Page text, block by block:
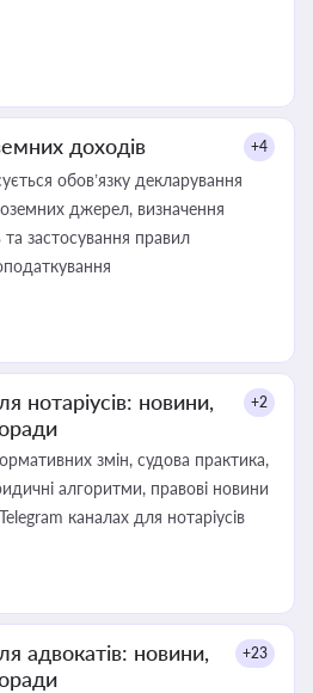
доходів +4
обов’язку декларування
джерел, визначення
та застосування правил
нотаріусів: новини,
+2
змін, судова практика,
алгоритми, правові новини
каналах для нотаріусів
адвокатів: новини,
+23